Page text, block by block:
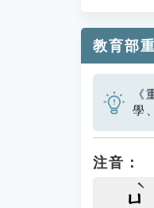
教育部
學
注音：
ㄩ